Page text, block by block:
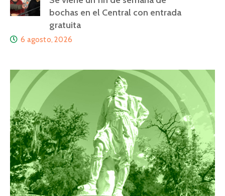
bochas en el Central con entrada
gratuita
6 agosto, 2026